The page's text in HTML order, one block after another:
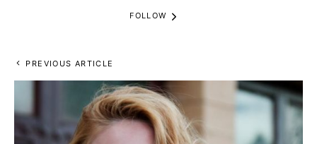
FOLLOW
PREVIOUS ARTICLE